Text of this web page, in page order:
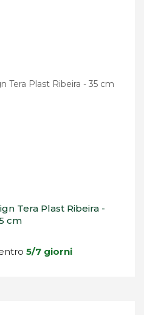
Tera Plast Ribeira -
cm
5/7 giorni